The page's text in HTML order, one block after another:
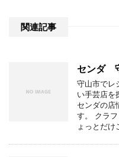
関連記事
センダ
守山市でレ
い手芸店を
センダの店
す。 クラ
ょっとだけ